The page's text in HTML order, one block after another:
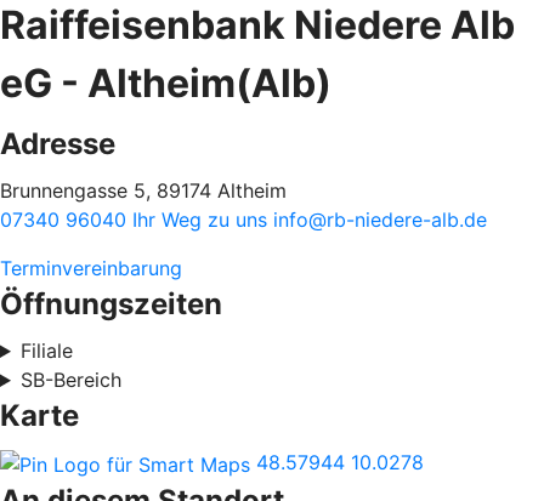
Raiffeisenbank Niedere Alb
eG - Altheim(Alb)
Adresse
Brunnengasse 5, 89174 Altheim
07340 96040 Ihr Weg zu uns info@rb-niedere-alb.de
Terminvereinbarung
Öffnungszeiten
Filiale
SB-Bereich
Karte
48.57944 10.0278